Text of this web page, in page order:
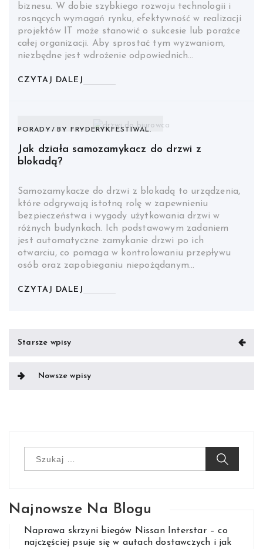
biznesu. W dobie szybkiego rozwoju technologii i
rosnących wymagań rynku, efektywność w realizacji
projektów IT może stanowić o sukcesie lub porażce
całej organizacji. Aby sprostać tym wyzwaniom,
niezbędne jest wdrożenie odpowiednich…
CZYTAJ DALEJ
PORADY BY FRYDERYKFESTIWAL.
Jak działa samozamykacz do drzwi z
blokadą?
Samozamykacze do drzwi z blokadą to urządzenia,
które odgrywają istotną rolę w zapewnieniu
bezpieczeństwa i wygody użytkowania drzwi w
różnych budynkach. Ich podstawowym zadaniem
jest automatyczne zamykanie drzwi po ich
otwarciu, co pomaga w kontrolowaniu przepływu
osób oraz zapobieganiu niepożądanym…
CZYTAJ DALEJ
Nawigacja
wpisach
Starsze wpisy
Nowsze wpisy
Najnowsze Na Blogu
Naprawa skrzyni biegów Nissan Interstar – co
najczęściej psuje się w autach dostawczych i jak